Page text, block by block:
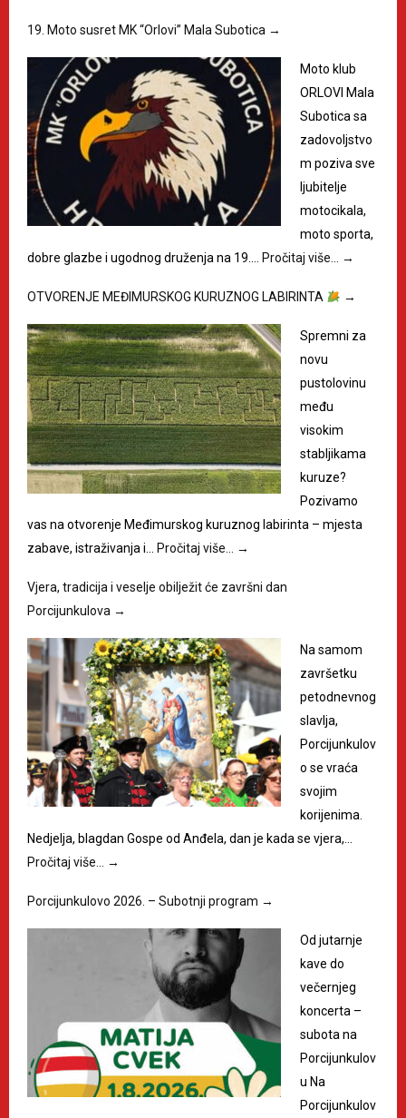
19. Moto susret MK “Orlovi” Mala Subotica →
Moto klub
ORLOVI Mala
Subotica sa
zadovoljstvo
m poziva sve
ljubitelje
motocikala,
moto sporta,
dobre glazbe i ugodnog druženja na 19.… Pročitaj više… →
OTVORENJE MEĐIMURSKOG KURUZNOG LABIRINTA →
Spremni za
novu
pustolovinu
među
visokim
stabljikama
kuruze?
Pozivamo
vas na otvorenje Međimurskog kuruznog labirinta – mjesta
zabave, istraživanja i… Pročitaj više… →
Vjera, tradicija i veselje obilježit će završni dan
Porcijunkulova →
Na samom
završetku
petodnevnog
slavlja,
Porcijunkulov
o se vraća
svojim
korijenima.
Nedjelja, blagdan Gospe od Anđela, dan je kada se vjera,…
Pročitaj više… →
Porcijunkulovo 2026. – Subotnji program →
Od jutarnje
kave do
večernjeg
koncerta –
subota na
Porcijunkulov
u Na
Porcijunkulov